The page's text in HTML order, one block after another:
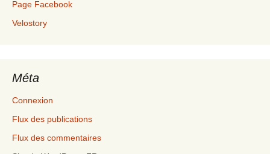
Page Facebook
Velostory
Méta
Connexion
Flux des publications
Flux des commentaires